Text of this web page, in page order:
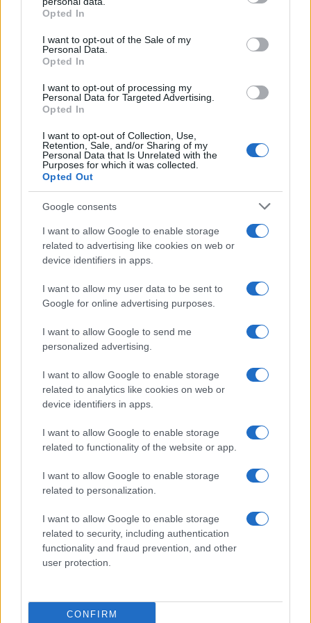
grant or deny consent to Google and its third-party tags to
use your data for below specified purposes in below Google
consent section.
Opted In
I want to opt-out of the Sale of my
Personal Data.
Opted In
I want to opt-out of processing my
Personal Data for Targeted Advertising.
Opted In
I want to opt-out of Collection, Use,
Retention, Sale, and/or Sharing of my
Personal Data that Is Unrelated with the
Purposes for which it was collected.
Opted Out
Google consents
I want to allow Google to enable storage
related to advertising like cookies on web or
device identifiers in apps.
I want to allow my user data to be sent to
Google for online advertising purposes.
I want to allow Google to send me
personalized advertising.
I want to allow Google to enable storage
related to analytics like cookies on web or
device identifiers in apps.
I want to allow Google to enable storage
related to functionality of the website or app.
I want to allow Google to enable storage
related to personalization.
I want to allow Google to enable storage
related to security, including authentication
functionality and fraud prevention, and other
user protection.
CONFIRM
Entra nel canale telegram di
GalluraOggi.it
i tuoi video e le tue foto
Su WhatsApp al numero +39
Ricevi le nostre ultime news
daGoogle News
Condividi l'articolo
F
a
ce
b
o
o
k
T
w
it
te
r
Pi
n
te
re
st
W
h
at
s
A
p
p
S
h
a
re
Articolo precedente
Prossimo articolo
Migliori agenzie per l’Attestazione SOA in Italia:
lista delle 4 realtà più efficienti nella g…
“Sul filo del discorso”: sold out ad Olbia per il